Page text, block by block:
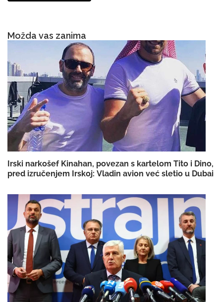
Možda vas zanima
Irski narkošef Kinahan, povezan s kartelom Tito i Dino,
pred izručenjem Irskoj: Vladin avion već sletio u Dubai